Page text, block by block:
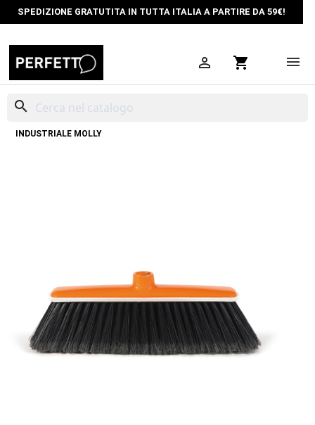
SPEDIZIONE GRATUTITA IN TUTTA ITALIA A PARTIRE DA 59€!
 shopping_cart
search
INDUSTRIALE MOLLY